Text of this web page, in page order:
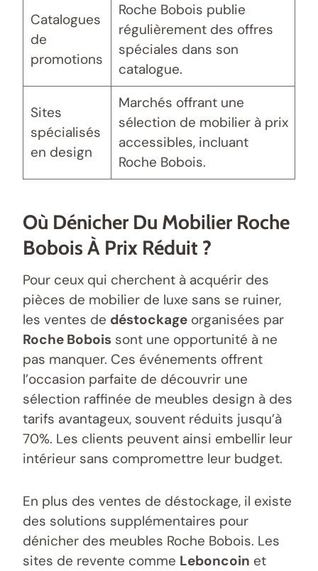
Catalogues
de
promotions
Roche Bobois publie
régulièrement des offres
spéciales dans son
catalogue.
Sites
spécialisés
en design
Marchés offrant une
sélection de mobilier à prix
accessibles, incluant
Roche Bobois.
Où Dénicher Du Mobilier Roche
Bobois À Prix Réduit ?
Pour ceux qui cherchent à acquérir des
pièces de mobilier de luxe sans se ruiner,
les ventes de déstockage organisées par
Roche Bobois sont une opportunité à ne
pas manquer. Ces événements offrent
l’occasion parfaite de découvrir une
sélection raffinée de meubles design à des
tarifs avantageux, souvent réduits jusqu’à
70%. Les clients peuvent ainsi embellir leur
intérieur sans compromettre leur budget.
En plus des ventes de déstockage, il existe
des solutions supplémentaires pour
dénicher des meubles Roche Bobois. Les
sites de revente comme Leboncoin et